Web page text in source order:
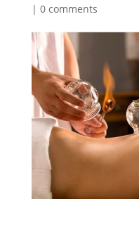
| 0 comments